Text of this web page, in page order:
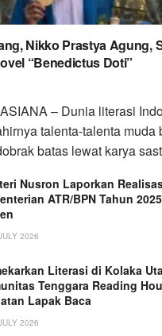
Nikko Prastya Agung,
“Benedictus Doti”
– Dunia literasi
talenta-talenta muda
batas lewat karya
Nusron Laporkan
ATR/BPN Tahun
2026
Literasi di Kolaka
Tenggara Reading
Lapak Baca
2026